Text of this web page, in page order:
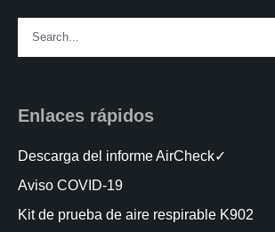
Search
for:
Enlaces rápidos
Descarga del informe AirCheck✓
Aviso COVID-19
Kit de prueba de aire respirable K902